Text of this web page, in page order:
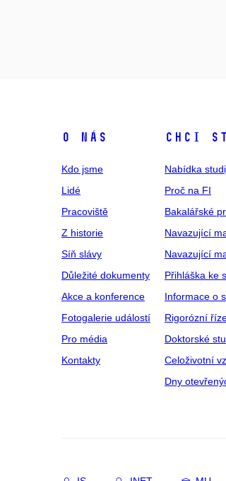
O NÁS
Kdo jsme
Lidé
Pracoviště
Z historie
Síň slávy
Důležité dokumenty
Akce a konference
Fotogalerie událostí
Pro média
Kontakty
CHCI
Nabídka
Proč na FI
Bakalářské
Navazující
Navazující
Přihláška ke
Informace o
Rigorózní
Doktorské
Celoživotní
Dny